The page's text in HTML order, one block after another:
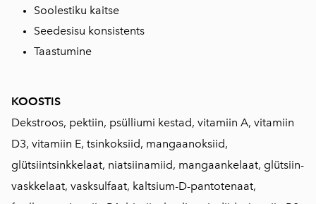
Soolestiku kaitse
Seedesisu konsistents
Taastumine
KOOSTIS
Dekstroos, pektiin, psülliumi kestad, vitamiin A, vitamiin
D3, vitamiin E, tsinkoksiid, mangaanoksiid,
glütsiintsinkkelaat, niatsiinamiid, mangaankelaat, glütsiin-
vaskkelaat, vasksulfaat, kaltsium-D-pantotenaat,